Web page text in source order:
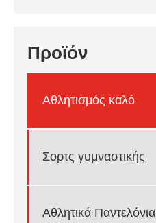
Προϊόν
Αθλητισμός καλό
Σορτς γυμναστικής
Αθλητικά Παντελόνια